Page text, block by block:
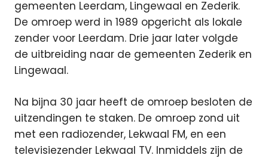
gemeenten Leerdam, Lingewaal en Zederik.
De omroep werd in 1989 opgericht als lokale
zender voor Leerdam. Drie jaar later volgde
de uitbreiding naar de gemeenten Zederik en
Lingewaal.
Na bijna 30 jaar heeft de omroep besloten de
uitzendingen te staken. De omroep zond uit
met een radiozender, Lekwaal FM, en een
televisiezender Lekwaal TV. Inmiddels zijn de